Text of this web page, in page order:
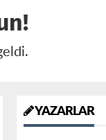
YAZARLAR